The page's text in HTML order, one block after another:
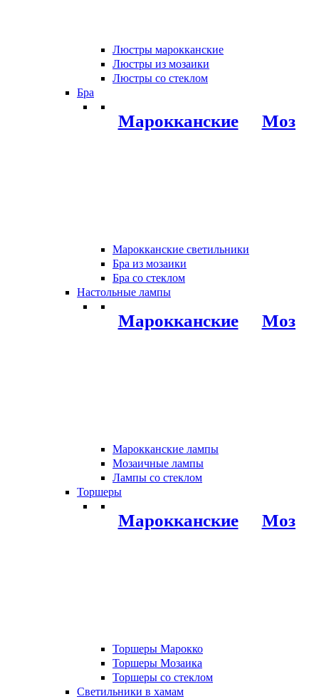
Люстры марокканские
Люстры из мозаики
Люстры со стеклом
Бра
Марокканские
Марокканские светильники
Бра из мозаики
Бра со стеклом
Настольные лампы
Марокканские
Марокканские лампы
Мозаичные лампы
Лампы со стеклом
Торшеры
Марокканские
Торшеры Марокко
Торшеры Мозаика
Торшеры со стеклом
Светильники в хамам